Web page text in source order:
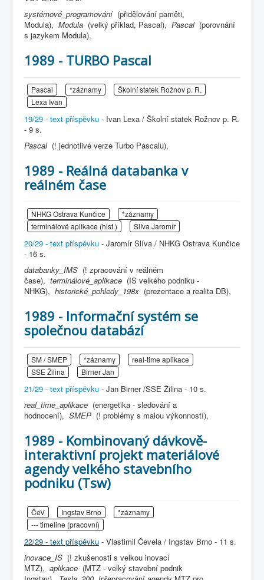
systémové_programování (přidělování paměti,
Modula), Modula (velký příklad, Pascal), Pascal (porovnání
s jazykem Modula),
1989 - TURBO Pascal
Pascal *záznamy
Školní statek Rožnov p. R.
Lexa Ivan
19/29 - text příspěvku - Ivan Lexa / Školní statek Rožnov p. R.
- 9 s.
Pascal (! jednotlivé verze Turbo Pascalu),
1989 - Reálná databanka v
reálném čase
NHKG Ostrava Kunčice
*záznamy
terminálové aplikace (hist.)
Slíva Jaromír
20/29 - text příspěvku - Jaromír Slíva / NHKG Ostrava Kunčice
- 16 s.
databanky_IMS (! zpracování v reálném
čase), terminálové_aplikace (IS velkého podniku -
NHKG), historické_pohledy_198x (prezentace a realita DB),
1989 - Informační systém se
společnou databází
SM / SMEP *záznamy
real-time aplikace
SSE Žilina
Birner Jan
21/29 - text příspěvku - Jan Birner /SSE Žilina - 10 s.
real_time_aplikace (energetika - sledování a
hodnocení), SMEP (! problémy s malou výkonností),
1989 - Kombinovaný dávkově-
interaktivní projekt materiálové
agendy velkého stavebního
podniku (Tsw)
ČeV Ingstav Brno
*záznamy
--- timeline (pracovní)
22/29 - text příspěvku - Vlastimil Čevela / Ingstav Brno - 11 s.
inovace_IS (! zkušenosti s velkou inovací
MTZ), aplikace (MTZ - velký stavební podnik